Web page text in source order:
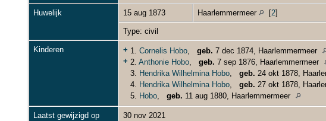
Huwelijk 15 aug 1873 Haarlemmermeer [2]
Type: civil
Kinderen + 1. Cornelis Hobo, geb. 7 dec 1874, Haarlemmermeer
+ 2. Anthonie Hobo, geb. 7 sep 1876, Haarlemmermeer
3. Hendrika Wilhelmina Hobo, geb. 24 okt 1878,
4. Hendrika Wilhelmina Hobo, geb. 27 okt 1878,
5. Hobo, geb. 11 aug 1880, Haarlemmermeer
Laatst gewijzigd op 30 nov 2021